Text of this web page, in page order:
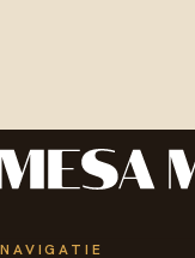
NAVIGATIE